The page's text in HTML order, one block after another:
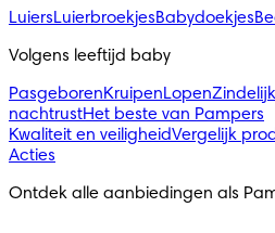
LuiersLuierbroekjesBabydoekjes
Volgens leeftijd baby
PasgeborenKruipenLopen
nachtrustHet beste van Pampers
Kwaliteit en veiligheidVergelijk
Acties
Ontdek alle aanbiedingen als